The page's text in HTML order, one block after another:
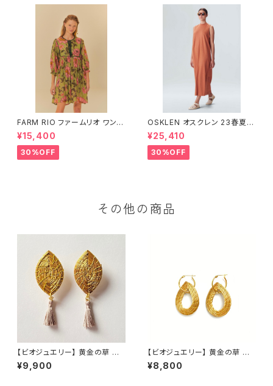
FARM RIO ファームリオ ワンピ
ース Aurora Floral
¥15,400
30%OFF
OSKLEN オスクレン 23春夏
ワンピース 1088-67330
¥25,410
30%OFF
その他の商品
【ビオジュエリー】 黄金の草 カッ
ピンドウラード ピアス&イヤリ
ング 直結リーフタッセルグレイ
¥9,900
【ビオジュエリー】 黄金の草 カッ
ピンドウラード ピアス・イヤリ
ング フープ ティアドロップ
¥8,800